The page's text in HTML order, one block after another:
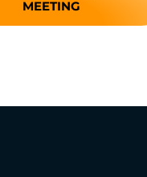
MEETING